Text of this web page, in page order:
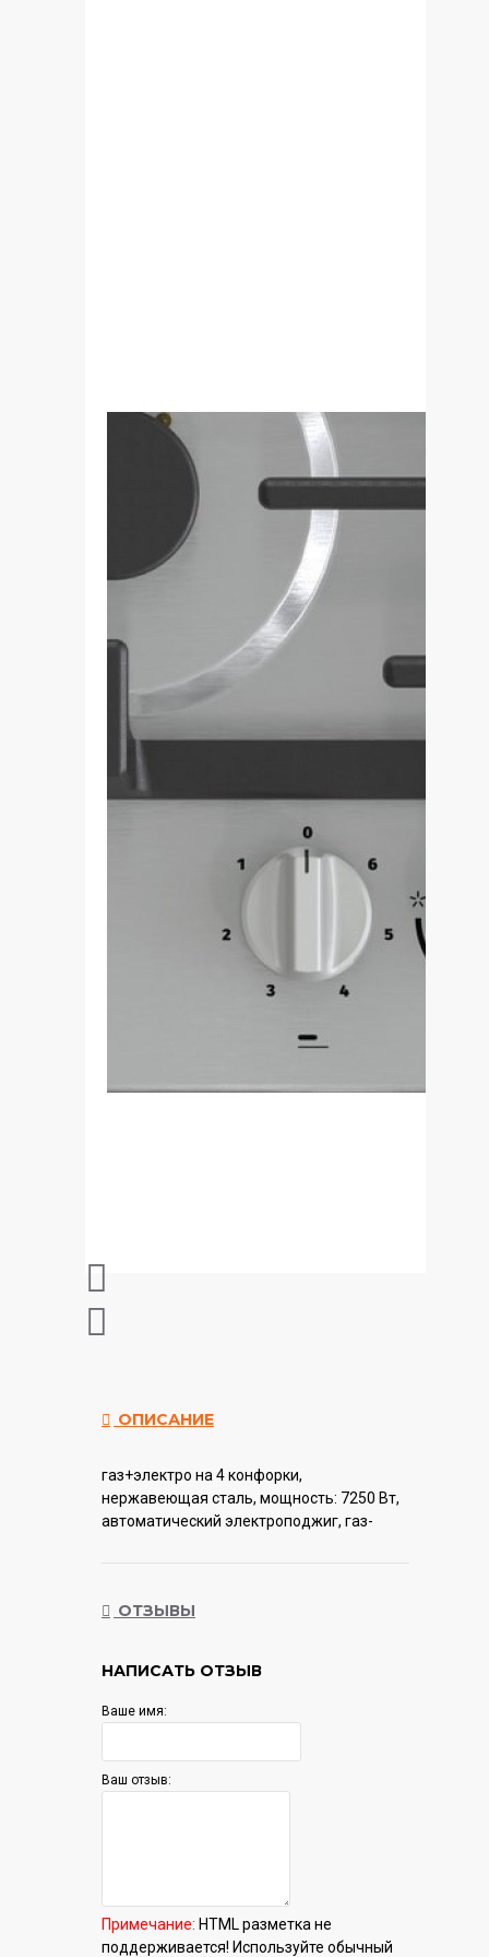
ОПИСАНИЕ
газ+электро на 4 конфорки,
нержавеющая сталь, мощность: 7250 Вт,
автоматический электроподжиг, газ-
Гарантия:12 мес.
ОТЗЫВЫ
НАПИСАТЬ ОТЗЫВ
Ваше имя:
Ваш отзыв:
Примечание: HTML разметка не
поддерживается! Используйте обычный